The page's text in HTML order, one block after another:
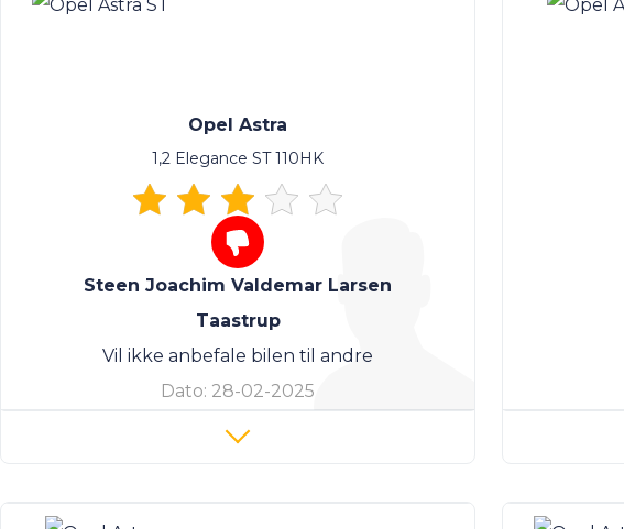
Opel Astra
1,2 Elegance ST 110HK
Steen Joachim Valdemar Larsen
Taastrup
Vil ikke anbefale bilen til andre
Dato: 28-02-2025